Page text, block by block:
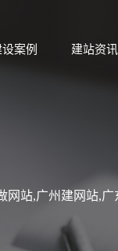
案例 建站资讯
网站,广州建网站,广